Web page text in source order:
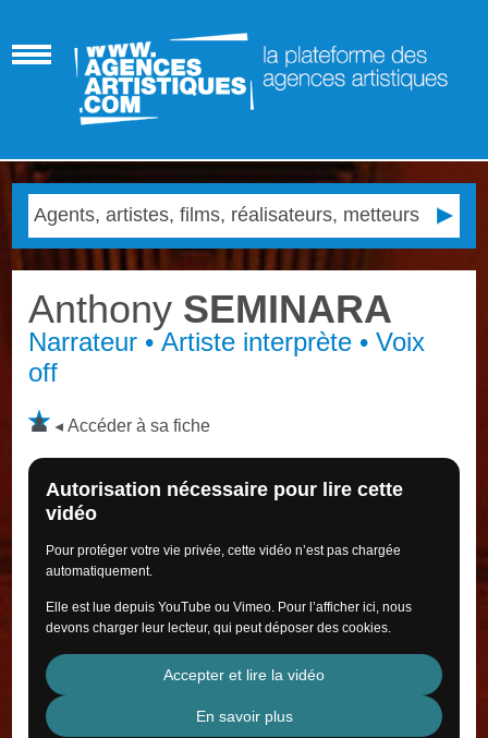
Anthony SEMINARA
Narrateur • Artiste interprète • Voix
off
Accéder à sa fiche
Autorisation nécessaire pour lire cette
vidéo
Pour protéger votre vie privée, cette vidéo n’est pas chargée
automatiquement.
Elle est lue depuis YouTube ou Vimeo. Pour l’afficher ici, nous
devons charger leur lecteur, qui peut déposer des cookies.
Accepter et lire la vidéo
En savoir plus